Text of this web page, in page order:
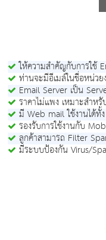
ให้ความสำคัญกับการใช้
ท่านจะมีอีเมล์ในชื่อหน่ว
Email Server เป็น
ราคาไม่แพง เหมาะสำห
มี Web mail ใช้งานได้ทั้
รองรับการใช้งานกับ
ลูกค้าสามารถ Filter
มีระบบป้องกัน Virus/